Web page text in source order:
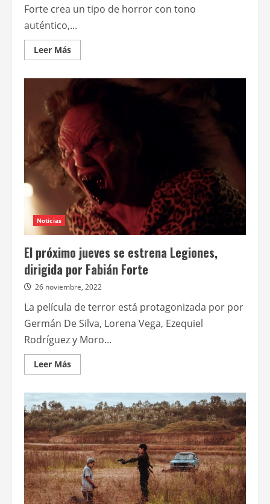
Forte crea un tipo de horror con tono
auténtico,...
Leer MásLeer
más
Legiones
Noticias
El próximo jueves se estrena Legiones,
dirigida por Fabián Forte
26 noviembre, 2022
La película de terror está protagonizada por por
Germán De Silva, Lorena Vega, Ezequiel
Rodríguez y Moro...
Leer MásLeer
más
próximo
jueves
se
estrena
Legiones,
dirigida
por
Fabián
Forte